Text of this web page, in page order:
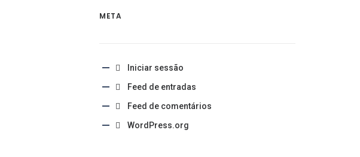
META
Iniciar sessão
Feed de entradas
Feed de comentários
WordPress.org